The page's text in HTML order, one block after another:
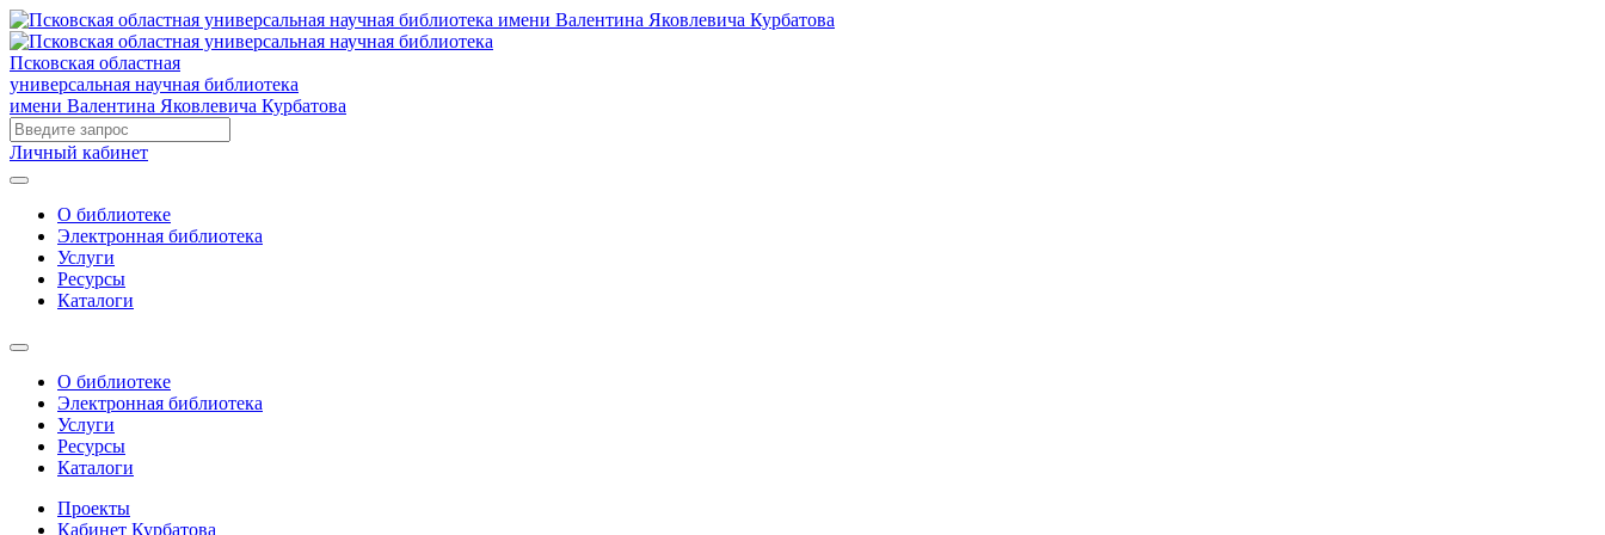
Псковская областная
универсальная научная библиотека
имени Валентина Яковлевича Курбатова
Личный кабинет
О библиотеке
Электронная библиотека
Услуги
Ресурсы
Каталоги
О библиотеке
Электронная библиотека
Услуги
Ресурсы
Каталоги
Проекты
Кабинет Курбатова